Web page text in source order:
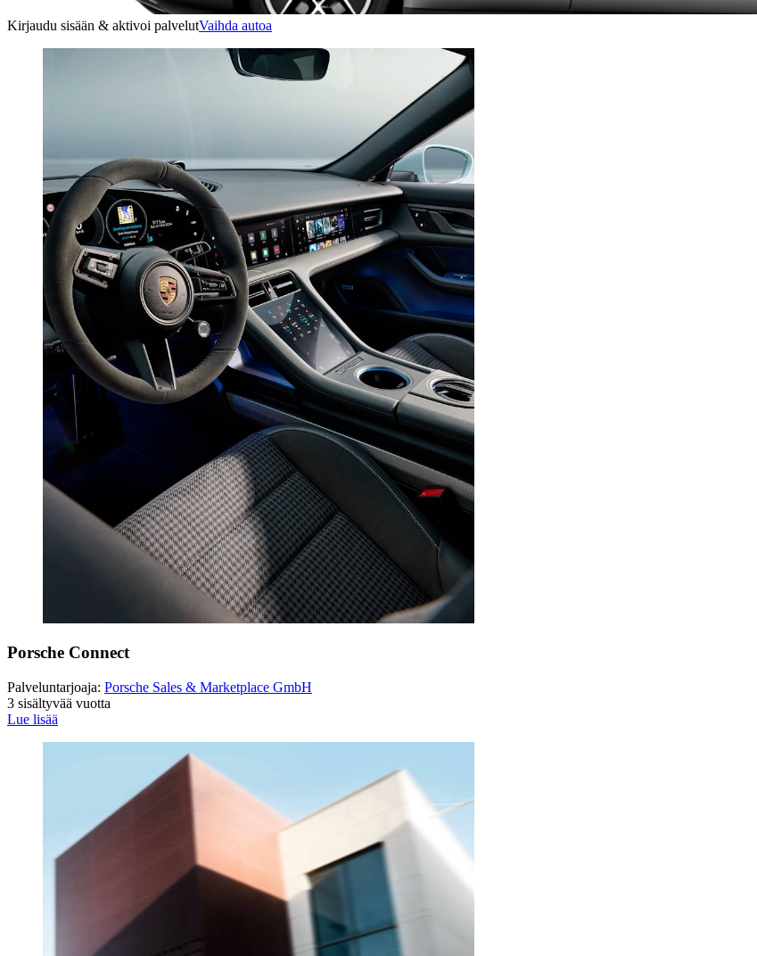
Kirjaudu sisään & aktivoi palvelutVaihda autoa
Porsche Connect
Palveluntarjoaja: Porsche Sales & Marketplace GmbH
3 sisältyvää vuotta
Lue lisää